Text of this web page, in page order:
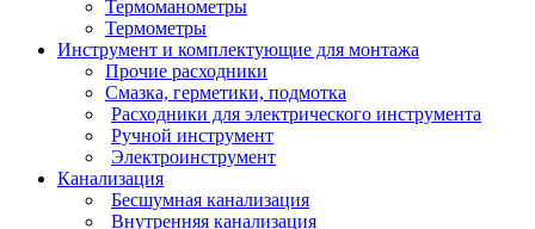
Термоманометры
Термометры
Инструмент и комплектующие для монтажа
Прочие расходники
Смазка, герметики, подмотка
Расходники для электрического инструмента
Ручной инструмент
Электроинструмент
Канализация
Бесшумная канализация
Внутренняя канализация